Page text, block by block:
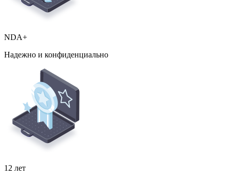
NDA+
Надежно и конфиденциально
12 лет